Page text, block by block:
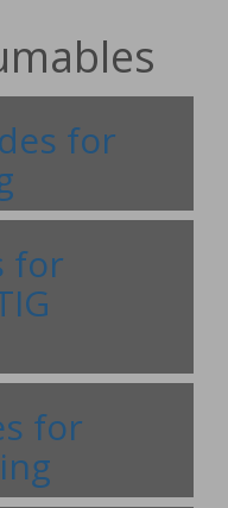
for
for
for